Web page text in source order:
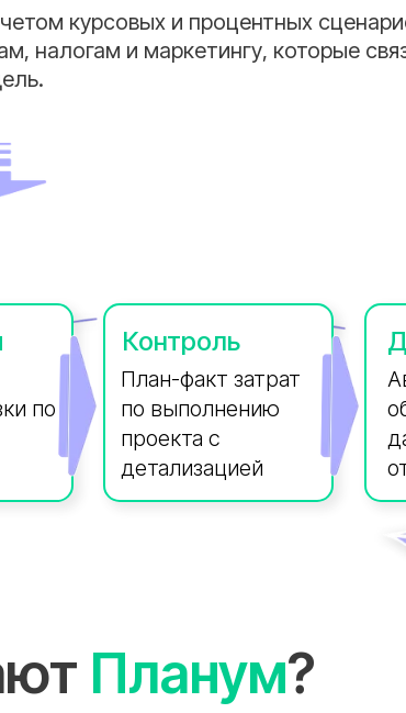
курсовых и процентных
налогам и маркетингу, которые
План-факт затрат
по выполнению
проекта с
детализацией
Контроль
по
Планум?